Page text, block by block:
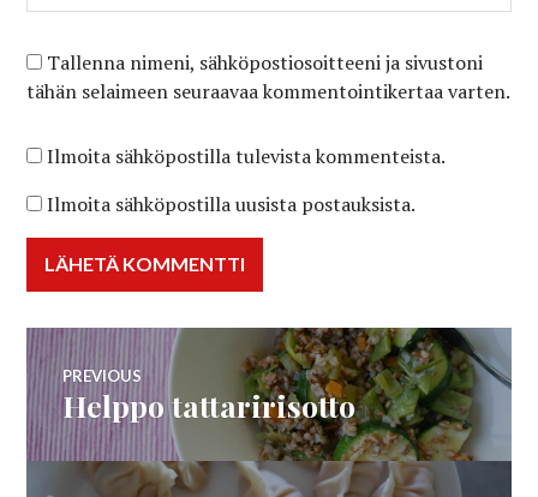
Tallenna nimeni, sähköpostiosoitteeni ja sivustoni
tähän selaimeen seuraavaa kommentointikertaa varten.
Ilmoita sähköpostilla tulevista kommenteista.
Ilmoita sähköpostilla uusista postauksista.
Artikkelien
selaus
PREVIOUS
Previous
post:
Helppo tattaririsotto